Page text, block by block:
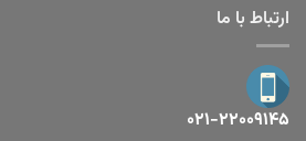
ارتباط با ما
۰۲۱-۲۲۰۰۹۱۴۵